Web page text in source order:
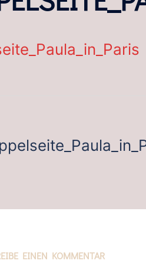
EINEN KOMMENTAR